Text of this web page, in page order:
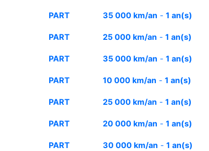
PART 35 000 km/an -1 an(s)
PART 25 000 km/an -1 an(s)
PART 35 000 km/an -1 an(s)
PART 10 000 km/an -1 an(s)
PART 25 000 km/an -1 an(s)
PART 20 000 km/an -1 an(s)
PART 30 000 km/an -1 an(s)